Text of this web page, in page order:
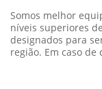
Somos melhor
níveis superiores
designados para
região. Em caso